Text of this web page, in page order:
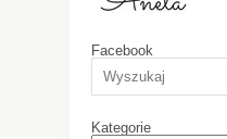
Facebook
Kategorie